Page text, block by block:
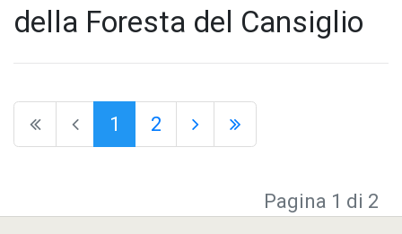
della Foresta del Cansiglio
1 2
Pagina 1 di 2